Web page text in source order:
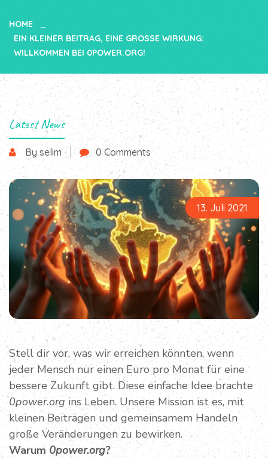
HOME
EIN KLEINER BEITRAG, EINE GROSSE WIRKUNG: W
ILLKOMMEN BEI 0POWER.ORG!
Latest News
By selim 0 Comments
13. Juli 2021
Stell dir vor, was wir erreichen könnten, wenn
jeder Mensch nur einen Euro pro Monat für eine
bessere Zukunft gibt. Diese einfache Idee brachte
0power.org ins Leben. Unsere Mission ist es, mit
kleinen Beiträgen und gemeinsamem Handeln
große Veränderungen zu bewirken.
Warum0power.org?